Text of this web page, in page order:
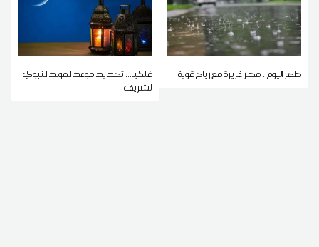
ظهر اليوم.. أمطار غزيرة مع رياح قوية
فلكيا... تحديد موعد المولد النبوي
الشريف